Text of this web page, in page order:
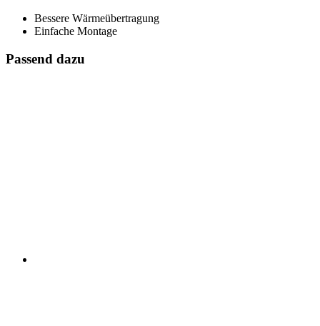
Bessere Wärmeübertragung
Einfache Montage
Passend dazu